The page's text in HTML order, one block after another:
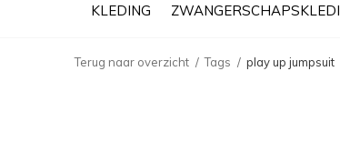
KLEDING
Terug naar overzicht Tags play up jumpsuit